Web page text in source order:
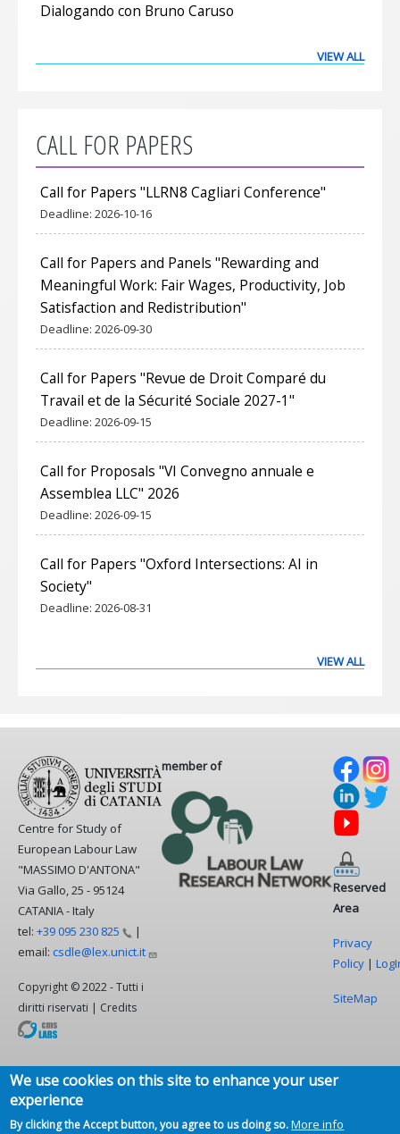
Dialogando con Bruno Caruso
VIEW ALL
CALL FOR PAPERS
Call for Papers "LLRN8 Cagliari Conference"
Deadline: 2026-10-16
Call for Papers and Panels "Rewarding and
Meaningful Work: Fair Wages, Productivity, Job
Satisfaction and Redistribution"
Deadline: 2026-09-30
Call for Papers "Revue de Droit Comparé du
Travail et de la Sécurité Sociale 2027-1"
Deadline: 2026-09-15
Call for Proposals "VI Convegno annuale e
Assemblea LLC" 2026
Deadline: 2026-09-15
Call for Papers "Oxford Intersections: AI in
Society"
Deadline: 2026-08-31
VIEW ALL
Centre for Study of
European Labour Law
"MASSIMO D'ANTONA"
Via Gallo, 25 - 95124
CATANIA - Italy
tel: +39 095 230 825
|
email: csdle@lex.unict.it
Copyright © 2022 - Tutti i
diritti riservati | Credits
member of
Reserved
Area
Privacy
Policy |
SiteMap
We use cookies on this site to enhance your user
experience
By clicking the Accept button, you agree to us doing so.More info